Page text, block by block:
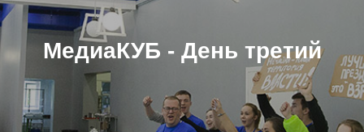
МедиаКУБ - День третий